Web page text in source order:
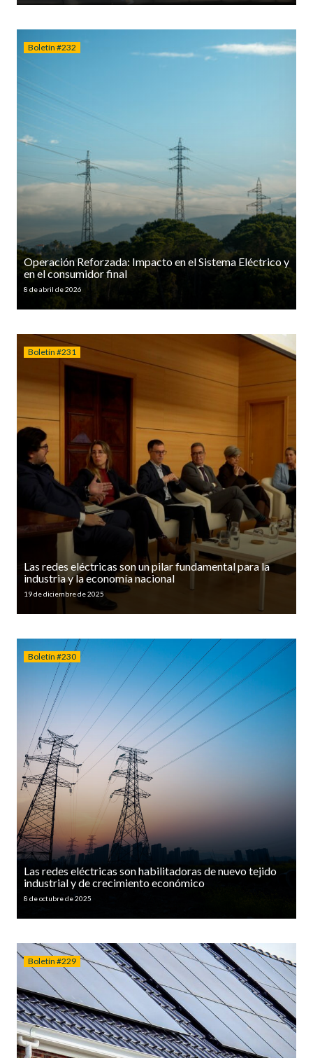
Boletín #232
Operación Reforzada: Impacto en el Sistema Eléctrico y
en el consumidor final
8 de abril de 2026
Boletín #231
Las redes eléctricas son un pilar fundamental para la
industria y la economía nacional
19 de diciembre de 2025
Boletín #230
Las redes eléctricas son habilitadoras de nuevo tejido
industrial y de crecimiento económico
8 de octubre de 2025
Boletín #229